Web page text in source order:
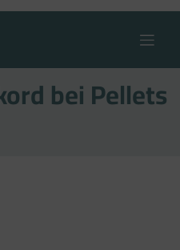
bei Pellets
WIEN ONLINE